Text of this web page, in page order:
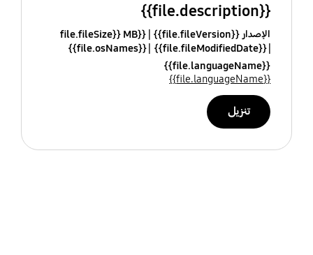
{{file.description}}
الإصدار {{file.fileVersion}}
{{file.fileSize}} MB
{{file.fileModifiedDate}}
{{file.osNames}}
{{file.languageName}}
{{file.languageName}}
تنزيل